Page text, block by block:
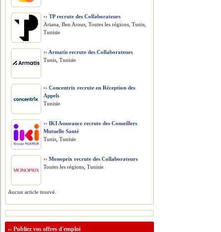
›› TP recrute des Collaborateurs
Ariana, Ben Arous, Toutes les régions, Tunis,
Tunisie
›› Armatis recrute des Collaborateurs
Tunis, Tunisie
›› Concentrix recrute en Réception des
Appels
Tunisie
›› IKI Assurance recrute des Conseillers
Mutuelle Santé
Tunis, Tunisie
›› Monoprix recrute des Collaborateurs
Toutes les régions, Tunisie
Aucun article trouvé.
››Publiez vos offres d'emploi